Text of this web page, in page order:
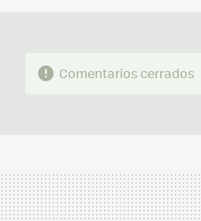
Comentarios cerrados